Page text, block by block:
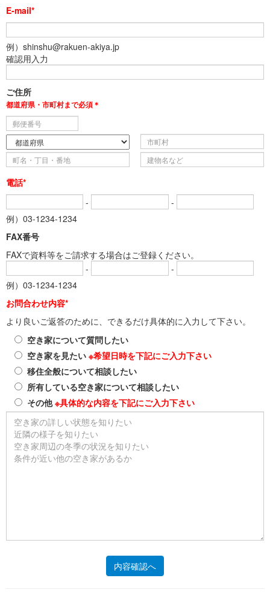
E-mail*
例）shinshu@rakuen-akiya.jp
確認用入力
ご住所
都道府県・市町村まで必須＊
電話*
-
-
例）03-1234-1234
FAX番号
FAXで資料等をご請求する場合はご登録ください。
-
-
例）03-1234-1234
お問合わせ内容*
より良いご返答のために、できるだけ具体的に入力して下さい。
空き家について質問したい
空き家を見たい ※希望日時を下記にご入力下さい
移住全般について相談したい
所有している空き家について相談したい
その他※具体的な内容を下記にご入力下さい